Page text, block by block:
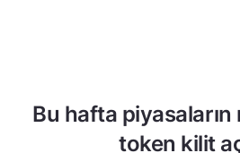
Bu hafta piyasaların
token kilit